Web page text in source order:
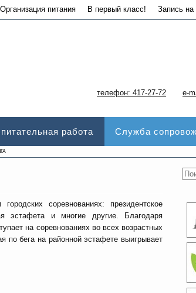
Организация питания В первый класс! Запись на
телефон: 417-27-72 e-
работа Служба
соревнованиях: президентское
эстафета и многие другие. Благодаря
на соревнованиях во всех возрастных
по бега на районной эстафете выигрывает